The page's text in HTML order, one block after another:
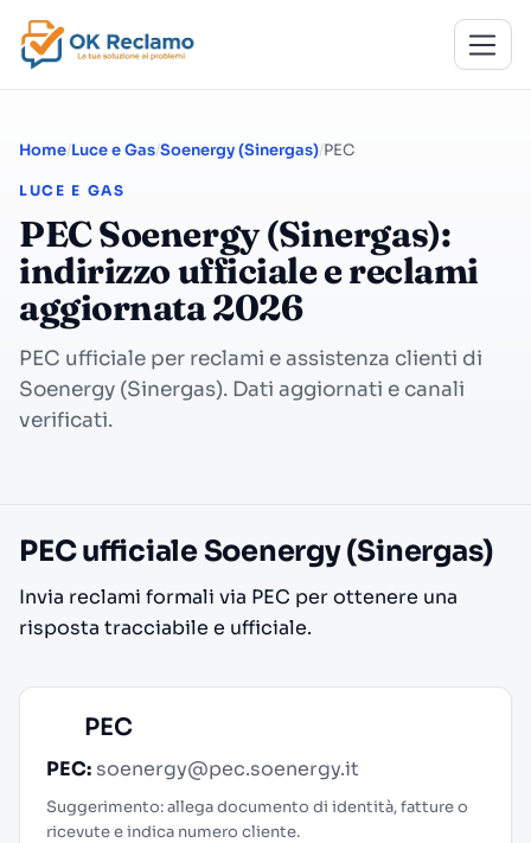
Home Luce e Gas Soenergy (Sinergas) PEC
LUCE E GAS
PEC Soenergy (Sinergas):
indirizzo ufficiale e reclami
aggiornata 2026
PEC ufficiale per reclami e assistenza clienti di
Soenergy (Sinergas). Dati aggiornati e canali
verificati.
PEC ufficiale Soenergy (Sinergas)
Invia reclami formali via PEC per ottenere una
risposta tracciabile e ufficiale.
PEC
PEC: soenergy@pec.soenergy.it
Suggerimento: allega documento di identità, fatture o
ricevute e indica numero cliente.